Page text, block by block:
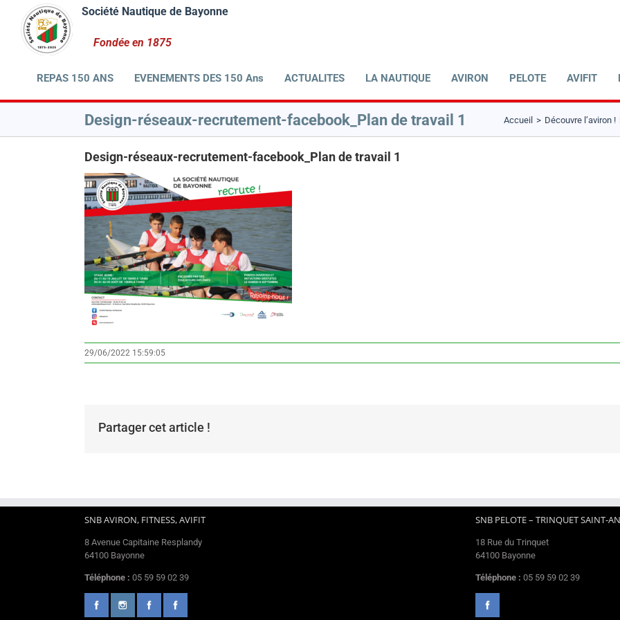
contenu
REPAS 150 ANS EVENEMENTS DES 150 Ans ACTUALITES LA NAUTIQUE AVIRON PELOTE AVIFIT
Design-réseaux-recrutement-facebook_Plan de travail 1 Accueil Découvre l’aviron !
Design-réseaux-recrutement-facebook_Plan de travail 1
29/06/2022 15:59:05
Partager cet article !
SNB AVIRON, FITNESS, AVIFIT
8 Avenue Capitaine Resplandy
64100 Bayonne
Téléphone : 05 59 59 02 39
SNB PELOTE – TRINQUET SAINT-
18 Rue du Trinquet
64100 Bayonne
Téléphone : 05 59 59 02 39